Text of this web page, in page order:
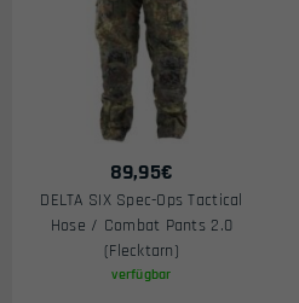
89,95€
DELTA SIX Spec-Ops Tactical
Hose / Combat Pants 2.0
(Flecktarn)
verfügbar